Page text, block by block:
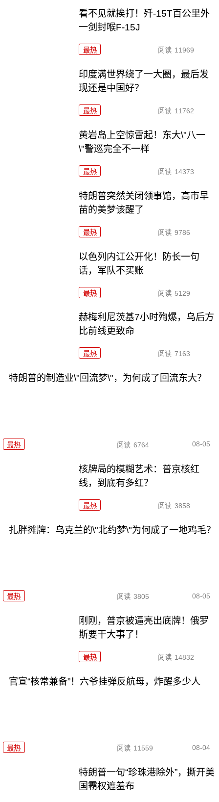
看不见就挨打！歼-15T百公里外
一剑封喉F-15J
最热 阅读 11969
印度满世界绕了一大圈，最后发
现还是中国好？
最热 阅读 11762
黄岩岛上空惊雷起！东大\"八一
\"警巡完全不一样
最热 阅读 14373
特朗普突然关闭领事馆，高市早
苗的美梦该醒了
最热 阅读 9786
以色列内讧公开化！防长一句
话，军队不买账
最热 阅读 5129
赫梅利尼茨基7小时殉爆，乌后方
比前线更致命
最热 阅读 7163
特朗普的制造业\"回流梦\"，为何成了回流东大？
最热 阅读 6764 08-05
核牌局的模糊艺术：普京核红
线，到底有多红？
最热 阅读 3858
扎胖摊牌：乌克兰的\"北约梦\"为何成了一地鸡毛？
最热 阅读 3805 08-05
刚刚，普京被逼亮出底牌！俄罗
斯要干大事了！
最热 阅读 14832
官宣“核常兼备”！六爷挂弹反航母，炸醒多少人
最热 阅读 11559 08-04
特朗普一句“珍珠港除外”，撕开美
国霸权遮羞布